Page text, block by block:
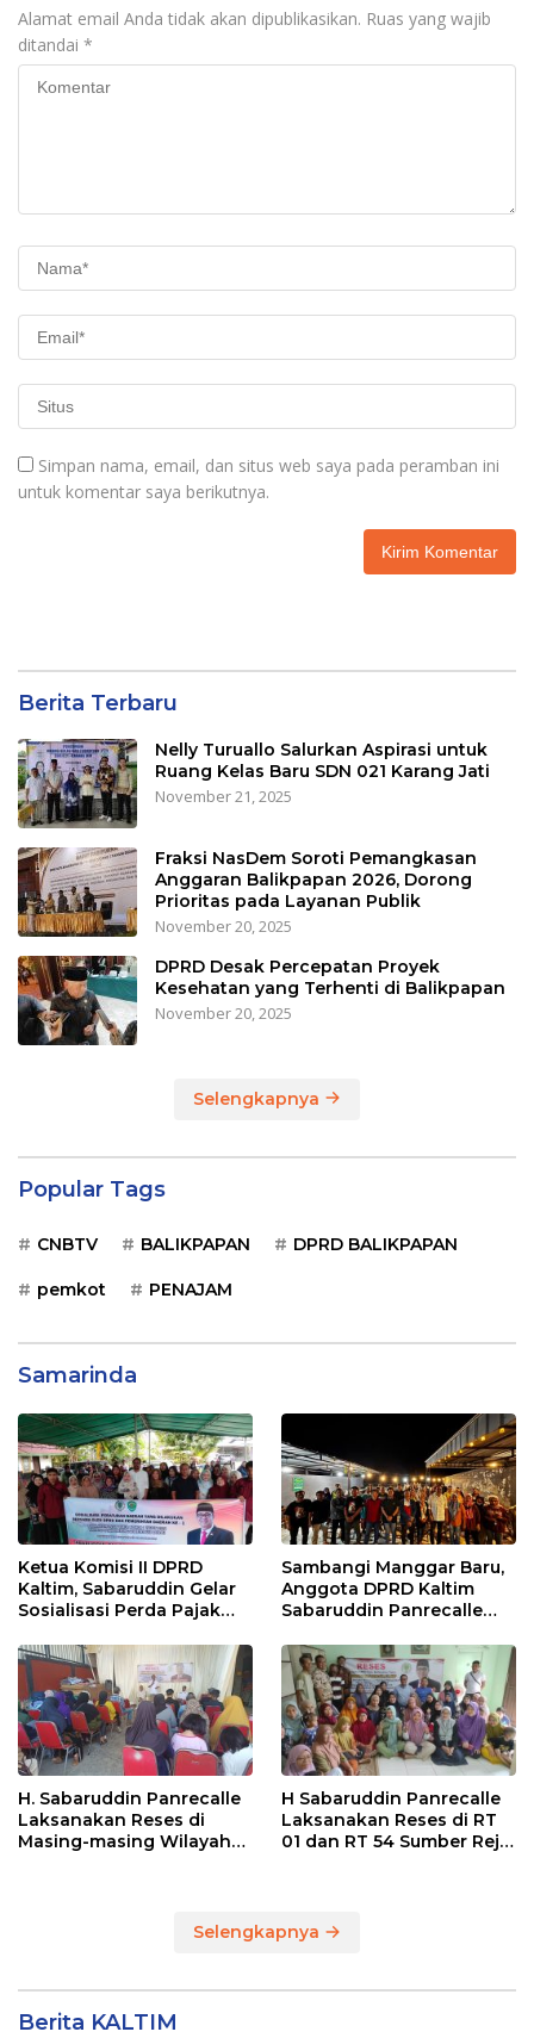
Alamat email Anda tidak akan dipublikasikan. Ruas yang wajib
ditandai *
Simpan nama, email, dan situs web saya pada peramban ini
untuk komentar saya berikutnya.
Berita Terbaru
Nelly Turuallo Salurkan Aspirasi untuk
Ruang Kelas Baru SDN 021 Karang Jati
November 21, 2025
Fraksi NasDem Soroti Pemangkasan
Anggaran Balikpapan 2026, Dorong
Prioritas pada Layanan Publik
November 20, 2025
DPRD Desak Percepatan Proyek
Kesehatan yang Terhenti di Balikpapan
November 20, 2025
Selengkapnya
Popular Tags
CNBTV BALIKPAPAN DPRD BALIKPAPAN
pemkot PENAJAM
Samarinda
Ketua Komisi II DPRD
Kaltim, Sabaruddin Gelar
Sosialisasi Perda Pajak
Sepinggan Raya
Balikpapan
Sambangi Manggar Baru,
Anggota DPRD Kaltim
Sabaruddin Panrecalle
Balikpapan
H. Sabaruddin Panrecalle
Laksanakan Reses di
Masing-masing Wilayah
H Sabaruddin Panrecalle
Laksanakan Reses di RT
01 dan RT 54 Sumber Rejo
Selengkapnya
Berita KALTIM